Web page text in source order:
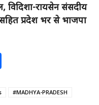
विदिशा-रायसेन संसदीय
सहित प्रदेश भर से भाजपा
#MADHYA-PRADESH